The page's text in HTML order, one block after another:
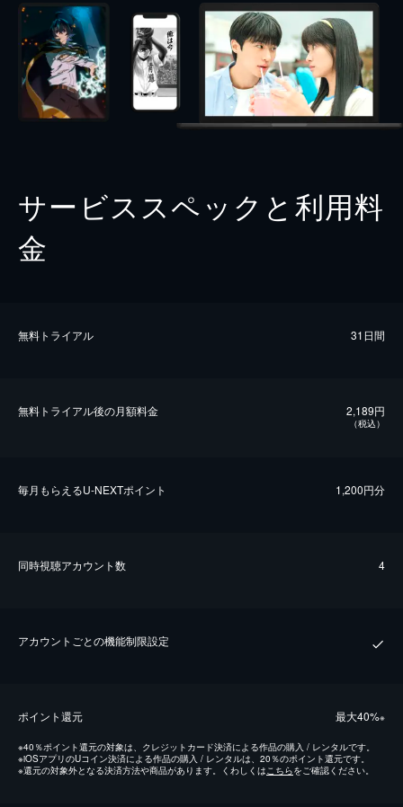
サービススペックと利用料
金
無料トライアル 31日間
無料トライアル後の⽉額料金 2,189円
（税込）
毎⽉もらえるU-NEXTポイント 1,200円分
同時視聴アカウント数 4
アカウントごとの機能制限設定
ポイント還元 最⼤40%※
※40％ポイント還元の対象は、クレジットカード決済による作品の購入 / レンタルです。
※iOSアプリのUコイン決済による作品の購入 / レンタルは、20％のポイント還元です。
※還元の対象外となる決済方法や商品があります。くわしくはこちらをご確認ください。